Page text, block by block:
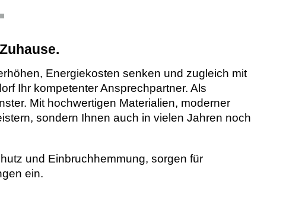
Energiekosten senken und zugleich mit
Ihr kompetenter Ansprechpartner. Als
Mit hochwertigen Materialien, moderner
sondern Ihnen auch in vielen Jahren noch
und Einbruchhemmung, sorgen für
ein.